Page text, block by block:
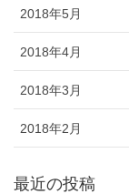
2018年5月
2018年4月
2018年3月
2018年2月
最近の投稿